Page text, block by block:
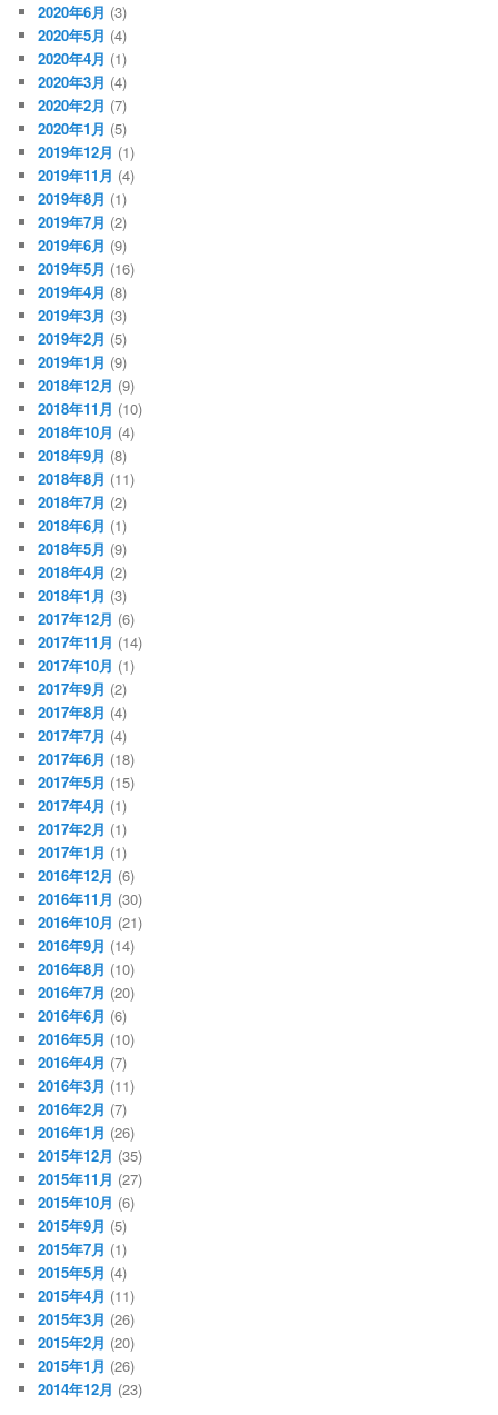
2020年6月 (3)
2020年5月 (4)
2020年4月 (1)
2020年3月 (4)
2020年2月 (7)
2020年1月 (5)
2019年12月 (1)
2019年11月 (4)
2019年8月 (1)
2019年7月 (2)
2019年6月 (9)
2019年5月 (16)
2019年4月 (8)
2019年3月 (3)
2019年2月 (5)
2019年1月 (9)
2018年12月 (9)
2018年11月 (10)
2018年10月 (4)
2018年9月 (8)
2018年8月 (11)
2018年7月 (2)
2018年6月 (1)
2018年5月 (9)
2018年4月 (2)
2018年1月 (3)
2017年12月 (6)
2017年11月 (14)
2017年10月 (1)
2017年9月 (2)
2017年8月 (4)
2017年7月 (4)
2017年6月 (18)
2017年5月 (15)
2017年4月 (1)
2017年2月 (1)
2017年1月 (1)
2016年12月 (6)
2016年11月 (30)
2016年10月 (21)
2016年9月 (14)
2016年8月 (10)
2016年7月 (20)
2016年6月 (6)
2016年5月 (10)
2016年4月 (7)
2016年3月 (11)
2016年2月 (7)
2016年1月 (26)
2015年12月 (35)
2015年11月 (27)
2015年10月 (6)
2015年9月 (5)
2015年7月 (1)
2015年5月 (4)
2015年4月 (11)
2015年3月 (26)
2015年2月 (20)
2015年1月 (26)
2014年12月 (23)